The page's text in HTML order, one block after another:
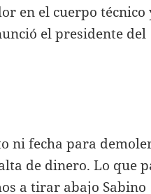
en el cuerpo técnico
el presidente del
ni fecha para
de dinero. Lo que
a tirar abajo Sabino